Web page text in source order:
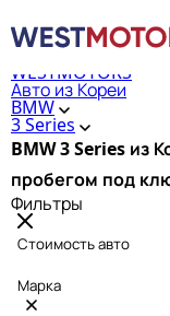
WESTMOTORS
Авто из Кореи
BMW
3 Series
BMW 3 Series из
пробегом под
Фильтры
Стоимость авто
Марка